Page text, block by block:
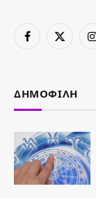
Facebook
X
ΔΗΜΟΦΙΛΉ